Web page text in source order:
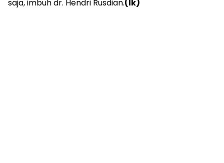
saja, imbuh dr. Hendri Rusdian.(lk)